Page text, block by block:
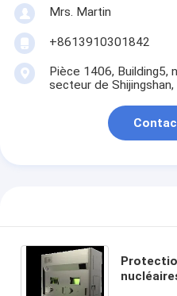
Mrs. Martin
+8613910301842
Pièce 1406, Building5,
secteur de Shijingshan,